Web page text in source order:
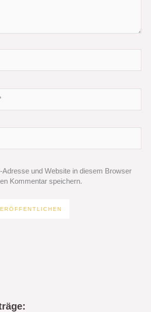
Adresse und Website in diesem Browser
Kommentar speichern.